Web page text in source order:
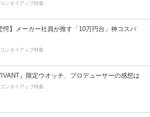
ンタイアップ特集
愕】メーカー社員が推す「10万円台」神コスパ
ンタイアップ特集
』限定ウオッチ、プロデューサーの感想は
ンタイアップ特集